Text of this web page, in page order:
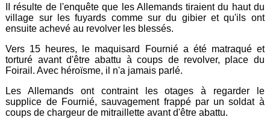
II résulte de l'enquête que les Allemands tiraient du haut du
village sur les fuyards comme sur du gibier et qu'ils ont
ensuite achevé au revolver les blessés.
Vers 15 heures, le maquisard Fournié a été matraqué et
torturé avant d'être abattu à coups de revolver, place du
Foirail. Avec héroïsme, il n'a jamais parlé.
Les Allemands ont contraint les otages à regarder le
supplice de Fournié, sauvagement frappé par un soldat à
coups de chargeur de mitraillette avant d'être abattu.